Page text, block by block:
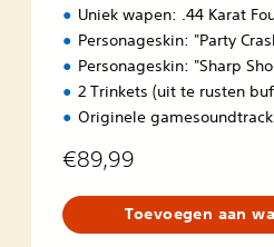
Uniek wapen: .44 Karat
Personageskin: "Party
Personageskin: "Sharp
2 Trinkets (uit te rusten
Originele
€89,99
Toevoegen aan